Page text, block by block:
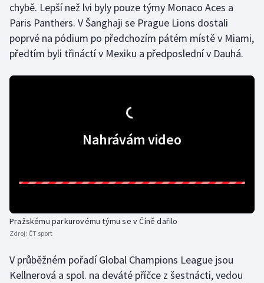
Golf
Gymnastika
Házená
Lezení
Lyže a snowboard
Motorsport
chybě. Lepší než lvi byly pouze týmy Monaco Aces a
Paris Panthers. V Šanghaji se Prague Lions dostali
poprvé na pódium po předchozím pátém místě v Miami,
předtím byli třináctí v Mexiku a předposlední v Dauhá.
Nahrávám video
Pražskému parkurovému týmu se v Číně dařilo
Zdroj: ČT sport
V průběžném pořadí Global Champions League jsou
Kellnerová a spol. na deváté příčce z šestnácti, vedou